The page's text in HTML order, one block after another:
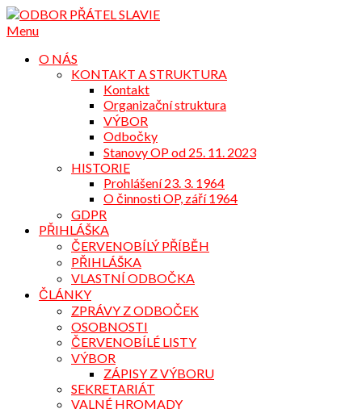
Přejdi
na
Menu
O NÁS
KONTAKT A STRUKTURA
Kontakt
Organizační struktura
VÝBOR
Odbočky
Stanovy OP od 25. 11. 2023
HISTORIE
Prohlášení 23. 3. 1964
O činnosti OP, září 1964
GDPR
PŘIHLÁŠKA
ČERVENOBÍLÝ PŘÍBĚH
PŘIHLÁŠKA
VLASTNÍ ODBOČKA
ČLÁNKY
ZPRÁVY Z ODBOČEK
OSOBNOSTI
ČERVENOBÍLÉ LISTY
VÝBOR
ZÁPISY Z VÝBORU
SEKRETARIÁT
VALNÉ HROMADY